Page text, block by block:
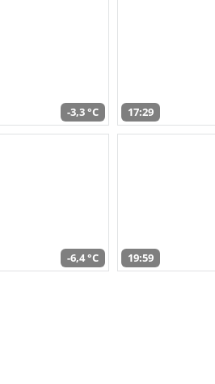
-3,3 °C 17:29
-6,4 °C 19:59